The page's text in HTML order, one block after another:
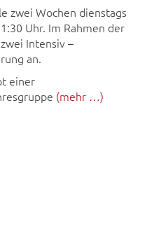
zwei Wochen dienstags
Uhr. Im Rahmen der
Intensiv –
an.
einer
(mehr …)